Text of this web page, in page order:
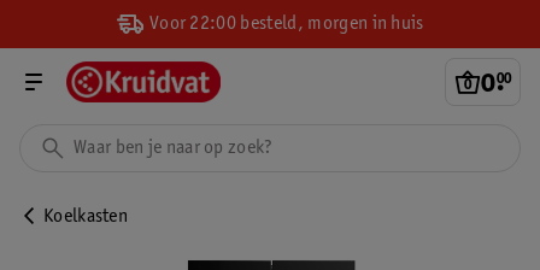
Voor 22:00 besteld, morgen in huis
0.
00
Koelkasten